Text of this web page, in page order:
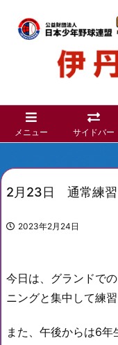
メニュー サイドバー
2月23日 通常練習
2023年2月24日
今日は、グランドで
ニングと集中して練習
また、午後からは6年